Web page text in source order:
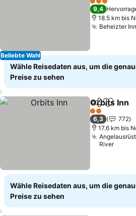
Beliebte Wahl
3 Sterne
9,4
18.5 km bis
Beheizter
Wähle Reisedaten aus, um die
Preise zu sehen
TeilenZu
Orbits Inn
2 Sterne
6,3
772
17.6 km bis
River
Wähle Reisedaten aus, um die
Preise zu sehen